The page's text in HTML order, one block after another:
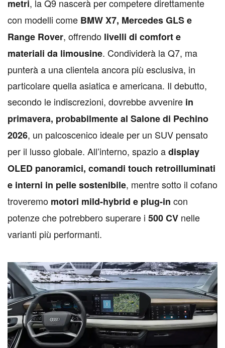
metri, la Q9 nascerà per competere direttamente
con modelli come BMW X7, Mercedes GLS e
Range Rover, offrendo livelli di comfort e
materiali da limousine. Condividerà la Q7, ma
punterà a una clientela ancora più esclusiva, in
particolare quella asiatica e americana. Il debutto,
secondo le indiscrezioni, dovrebbe avvenire in
primavera, probabilmente al Salone di Pechino
2026, un palcoscenico ideale per un SUV pensato
per il lusso globale. All’interno, spazio adisplay
OLED panoramici, comandi touch retroilluminati
e interni in pelle sostenibile, mentre sotto il cofano
troveremo motori mild-hybrid e plug-in con
potenze che potrebbero superare i 500 CV nelle
varianti più performanti.